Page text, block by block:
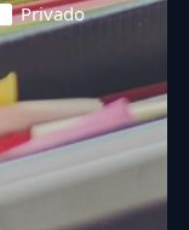
Privado